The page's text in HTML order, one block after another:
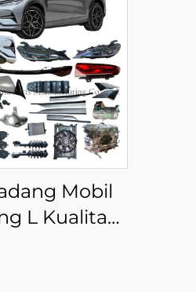
Mobil
L Kualitas